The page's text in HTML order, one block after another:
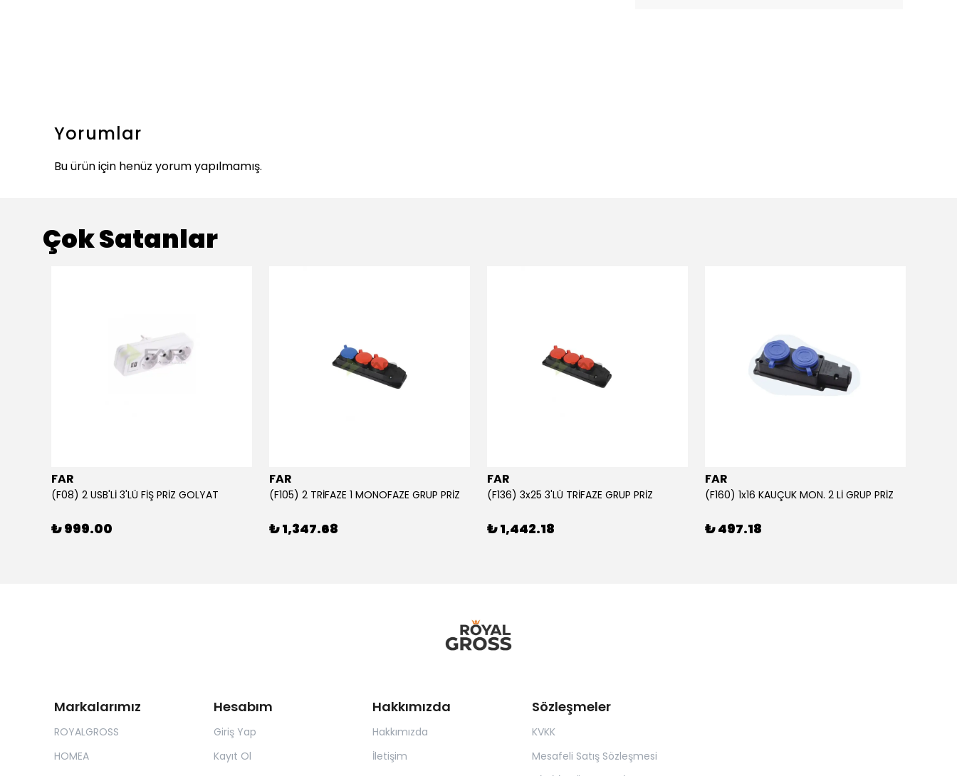
Yorumlar
Bu ürün için henüz yorum yapılmamış.
Çok Satanlar
FAR
(F08) 2 USB'Lİ 3'LÜ FİŞ PRİZ GOLYAT
₺ 999.00
FAR
(F105) 2 TRİFAZE 1 MONOFAZE GRUP PRİZ
₺ 1,347.68
FAR
(F136) 3x25 3'LÜ TRİFAZE GRUP PRİZ
₺ 1,442.18
FAR
(F160) 1x16 KAUÇUK MON. 2 Lİ GRUP PRİZ
₺ 497.18
Markalarımız
ROYALGROSS
HOMEA
Hesabım
Giriş Yap
Kayıt Ol
Hakkımızda
Hakkımızda
İletişim
Sözleşmeler
KVKK
Mesafeli Satış Sözleşmesi